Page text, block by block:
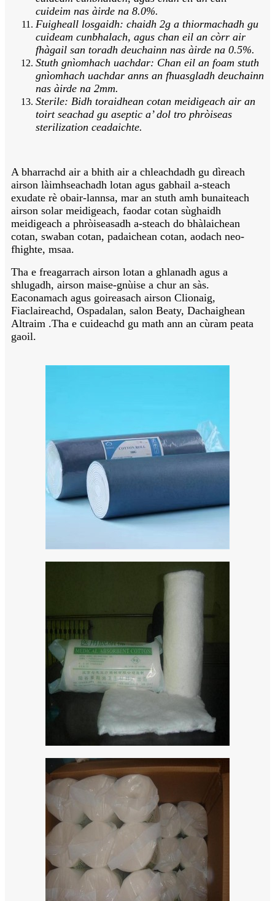
cuideim nas àirde na 8.0%.
Fuigheall losgaidh: chaidh 2g a thiormachadh gu
cuideam cunbhalach, agus chan eil an còrr air
fhàgail san toradh deuchainn nas àirde na 0.5%.
Stuth gnìomhach uachdar: Chan eil an foam stuth
gnìomhach uachdar anns an fhuasgladh deuchainn
nas àirde na 2mm.
Sterile: Bidh toraidhean cotan meidigeach air an
toirt seachad gu aseptic a’ dol tro phròiseas
sterilization ceadaichte.
A bharrachd air a bhith air a chleachdadh gu dìreach
airson làimhseachadh lotan agus gabhail a-steach
exudate rè obair-lannsa, mar an stuth amh bunaiteach
airson solar meidigeach, faodar cotan sùghaidh
meidigeach a phròiseasadh a-steach do bhàlaichean
cotan, swaban cotan, padaichean cotan, aodach neo-
fhighte, msaa.
Tha e freagarrach airson lotan a ghlanadh agus a
shlugadh, airson maise-gnùise a chur an sàs.
Eaconamach agus goireasach airson Clionaig,
Fiaclaireachd, Ospadalan, salon Beaty, Dachaighean
Altraim .Tha e cuideachd gu math ann an cùram peata
gaoil.